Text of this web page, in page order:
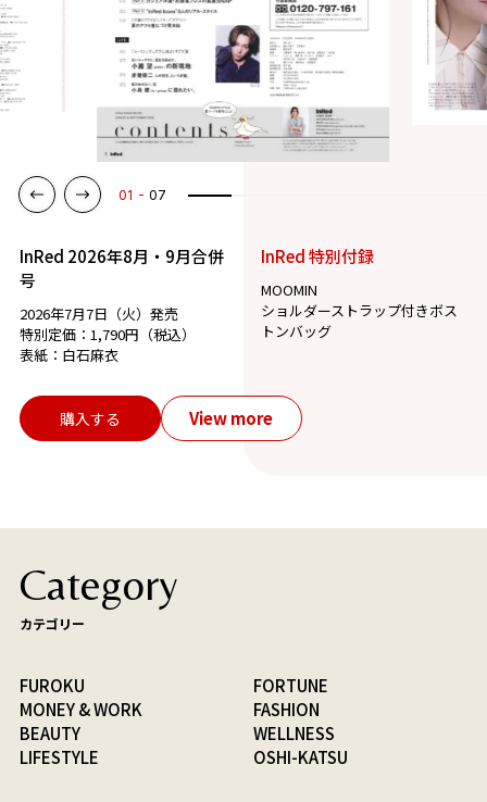
01 07
InRed 2026年8月・9月合併
号
2026年7月7日（火）発売
特別定価：1,790円（税込）
表紙：白石麻衣
InRed 特別付録
MOOMIN
ショルダーストラップ付きボス
トンバッグ
購入する View more
Category
カテゴリー
FUROKU
FORTUNE
MONEY & WORK
FASHION
BEAUTY
WELLNESS
LIFESTYLE
OSHI-KATSU